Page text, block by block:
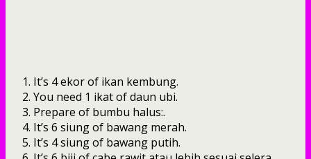
It’s 4 ekor of ikan kembung.
You need 1 ikat of daun ubi.
Prepare of bumbu halus:.
It’s 6 siung of bawang merah.
It’s 4 siung of bawang putih.